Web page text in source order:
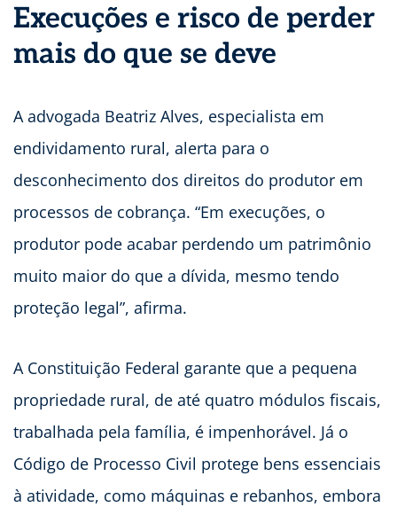
Execuções e risco de perder
mais do que se deve
A advogada Beatriz Alves, especialista em
endividamento rural, alerta para o
desconhecimento dos direitos do produtor em
processos de cobrança. “Em execuções, o
produtor pode acabar perdendo um patrimônio
muito maior do que a dívida, mesmo tendo
proteção legal”, afirma.
A Constituição Federal garante que a pequena
propriedade rural, de até quatro módulos fiscais,
trabalhada pela família, é impenhorável. Já o
Código de Processo Civil protege bens essenciais
à atividade, como máquinas e rebanhos, embora